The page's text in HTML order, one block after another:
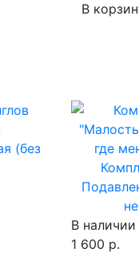
В
(без
В наличии
1 600 р.